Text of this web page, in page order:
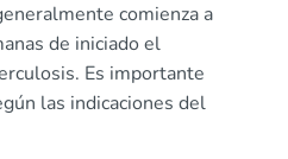
comienza a
de iniciado el
Es importante
las indicaciones del